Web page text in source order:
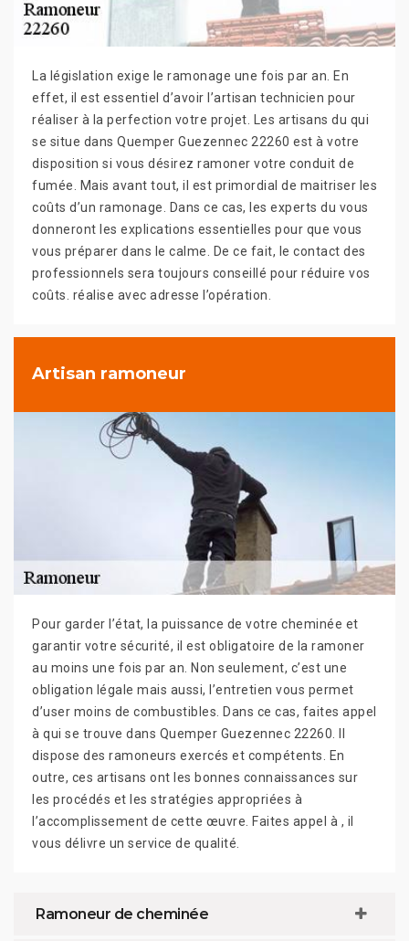
La législation exige le ramonage une fois par an. En
effet, il est essentiel d’avoir l’artisan technicien pour
réaliser à la perfection votre projet. Les artisans du qui
se situe dans Quemper Guezennec 22260 est à votre
disposition si vous désirez ramoner votre conduit de
fumée. Mais avant tout, il est primordial de maitriser les
coûts d’un ramonage. Dans ce cas, les experts du vous
donneront les explications essentielles pour que vous
vous préparer dans le calme. De ce fait, le contact des
professionnels sera toujours conseillé pour réduire vos
coûts. réalise avec adresse l’opération.
Artisan ramoneur
Pour garder l’état, la puissance de votre cheminée et
garantir votre sécurité, il est obligatoire de la ramoner
au moins une fois par an. Non seulement, c’est une
obligation légale mais aussi, l’entretien vous permet
d’user moins de combustibles. Dans ce cas, faites appel
à qui se trouve dans Quemper Guezennec 22260. Il
dispose des ramoneurs exercés et compétents. En
outre, ces artisans ont les bonnes connaissances sur
les procédés et les stratégies appropriées à
l’accomplissement de cette œuvre. Faites appel à , il
vous délivre un service de qualité.
Ramoneur de cheminée